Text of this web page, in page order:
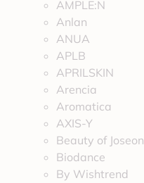
AMPLE:N
Anlan
ANUA
APLB
APRILSKIN
Arencia
Aromatica
AXIS-Y
Beauty of Joseon
Biodance
By Wishtrend